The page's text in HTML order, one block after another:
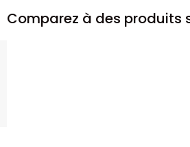
Comparez à des produits